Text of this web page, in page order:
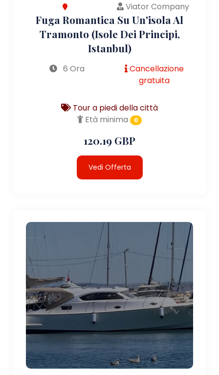
Viator Company
Fuga Romantica Su Un'isola Al
Tramonto (Isole Dei Principi,
Istanbul)
6 Ora
Cancellazione
gratuita
Tour a piedi della città
Età minima
0
120.19 GBP
Vedi Offerta